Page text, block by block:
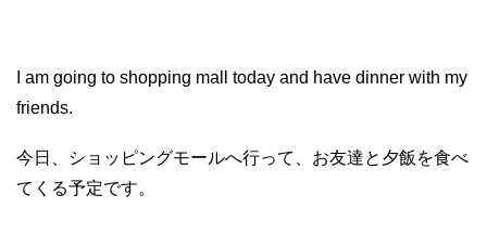
I am going to shopping mall today and have dinner with my
friends.
今日、ショッピングモールへ行って、お友達と夕飯を食べ
てくる予定です。